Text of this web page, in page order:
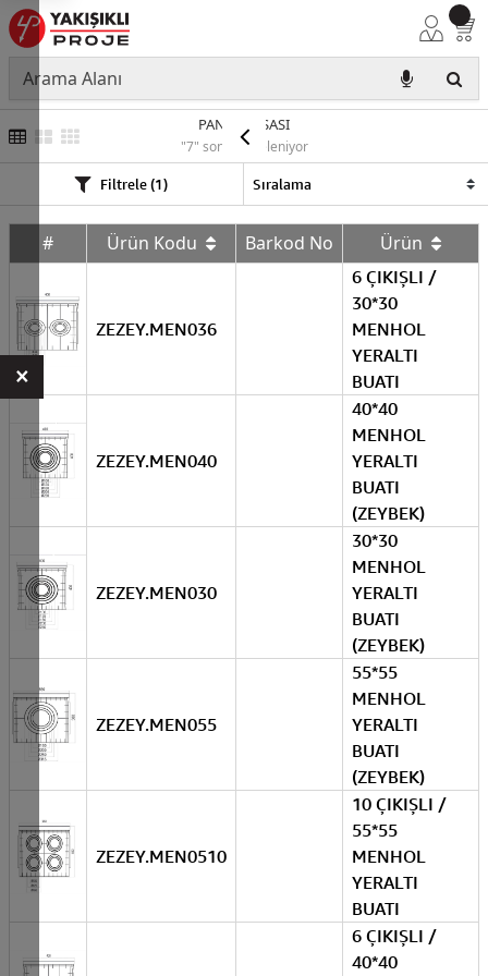
PANEL KASASI
"7" sonuç listeleniyor
Filtrele (1)
# Ürün Kodu Barkod No Ürün
ZEZEY.MEN036
6 ÇIKIŞLI /
30*30
MENHOL
YERALTI
BUATI
ZEZEY.MEN040
40*40
MENHOL
YERALTI
BUATI
(ZEYBEK)
ZEZEY.MEN030
30*30
MENHOL
YERALTI
BUATI
(ZEYBEK)
ZEZEY.MEN055
55*55
MENHOL
YERALTI
BUATI
(ZEYBEK)
ZEZEY.MEN0510
10 ÇIKIŞLI /
55*55
MENHOL
YERALTI
BUATI
6 ÇIKIŞLI /
40*40
×